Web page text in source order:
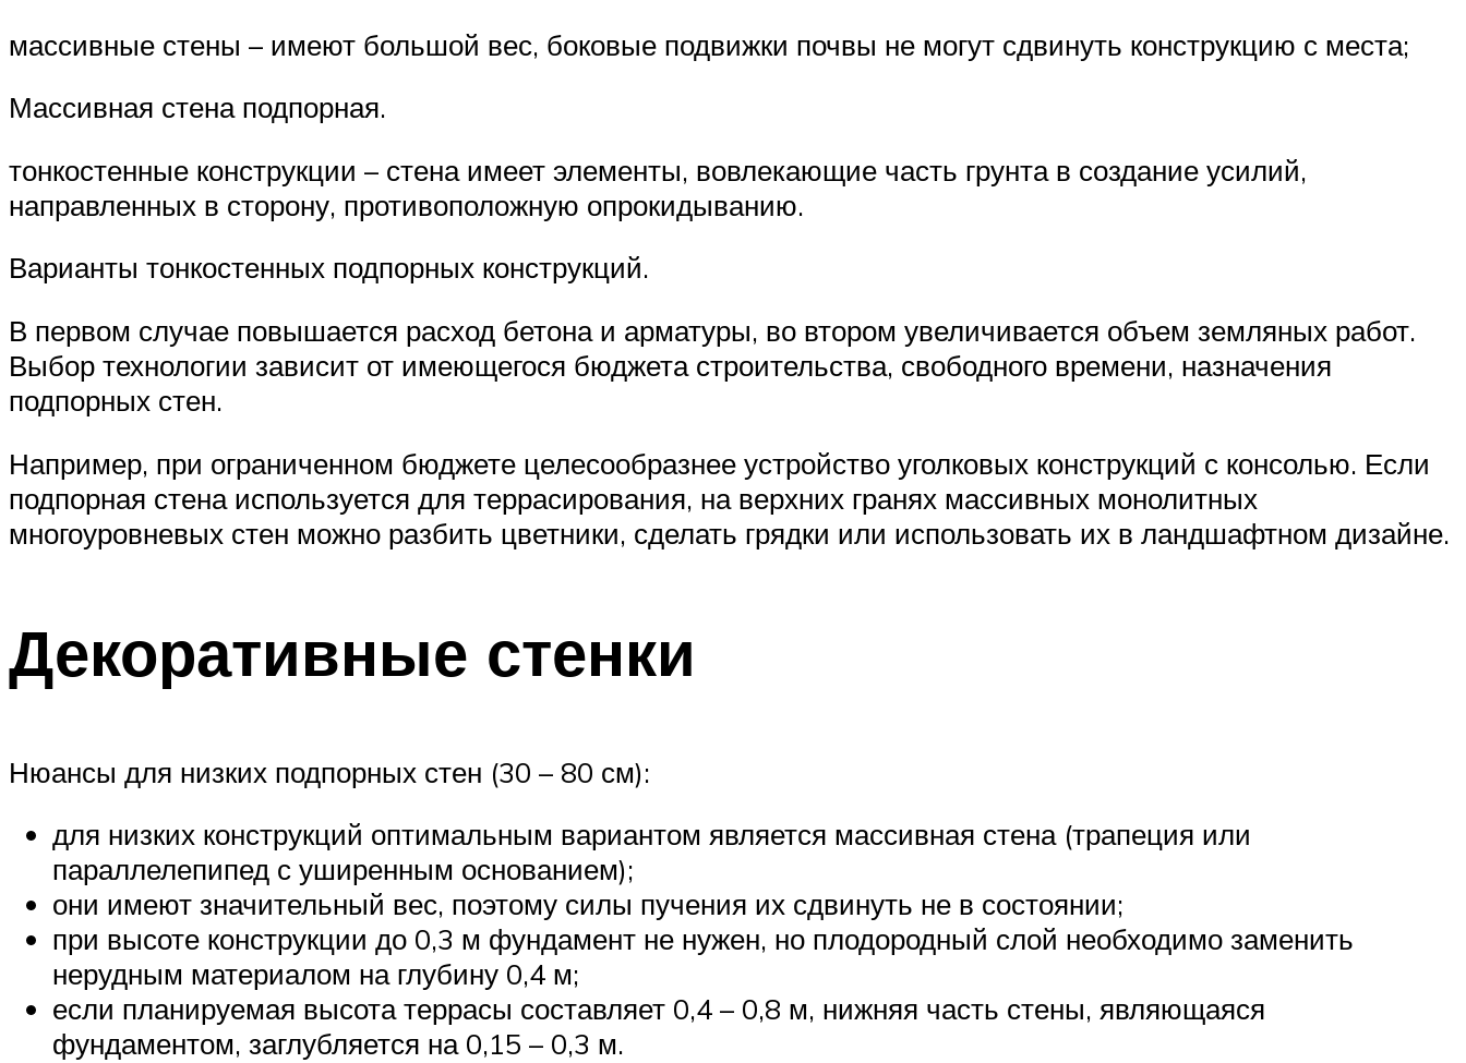
массивные стены – имеют большой вес, боковые подвижки почвы не могут сдвинуть конструкцию с места;
Массивная стена подпорная.
тонкостенные конструкции – стена имеет элементы, вовлекающие часть грунта в создание усилий,
направленных в сторону, противоположную опрокидыванию.
Варианты тонкостенных подпорных конструкций.
В первом случае повышается расход бетона и арматуры, во втором увеличивается объем земляных работ.
Выбор технологии зависит от имеющегося бюджета строительства, свободного времени, назначения
подпорных стен.
Например, при ограниченном бюджете целесообразнее устройство уголковых конструкций с консолью. Если
подпорная стена используется для террасирования, на верхних гранях массивных монолитных
многоуровневых стен можно разбить цветники, сделать грядки или использовать их в ландшафтном дизайне.
Декоративные стенки
Нюансы для низких подпорных стен (30 – 80 см):
для низких конструкций оптимальным вариантом является массивная стена (трапеция или
параллелепипед с уширенным основанием);
они имеют значительный вес, поэтому силы пучения их сдвинуть не в состоянии;
при высоте конструкции до 0,3 м фундамент не нужен, но плодородный слой необходимо заменить
нерудным материалом на глубину 0,4 м;
если планируемая высота террасы составляет 0,4 – 0,8 м, нижняя часть стены, являющаяся
фундаментом, заглубляется на 0,15 – 0,3 м.